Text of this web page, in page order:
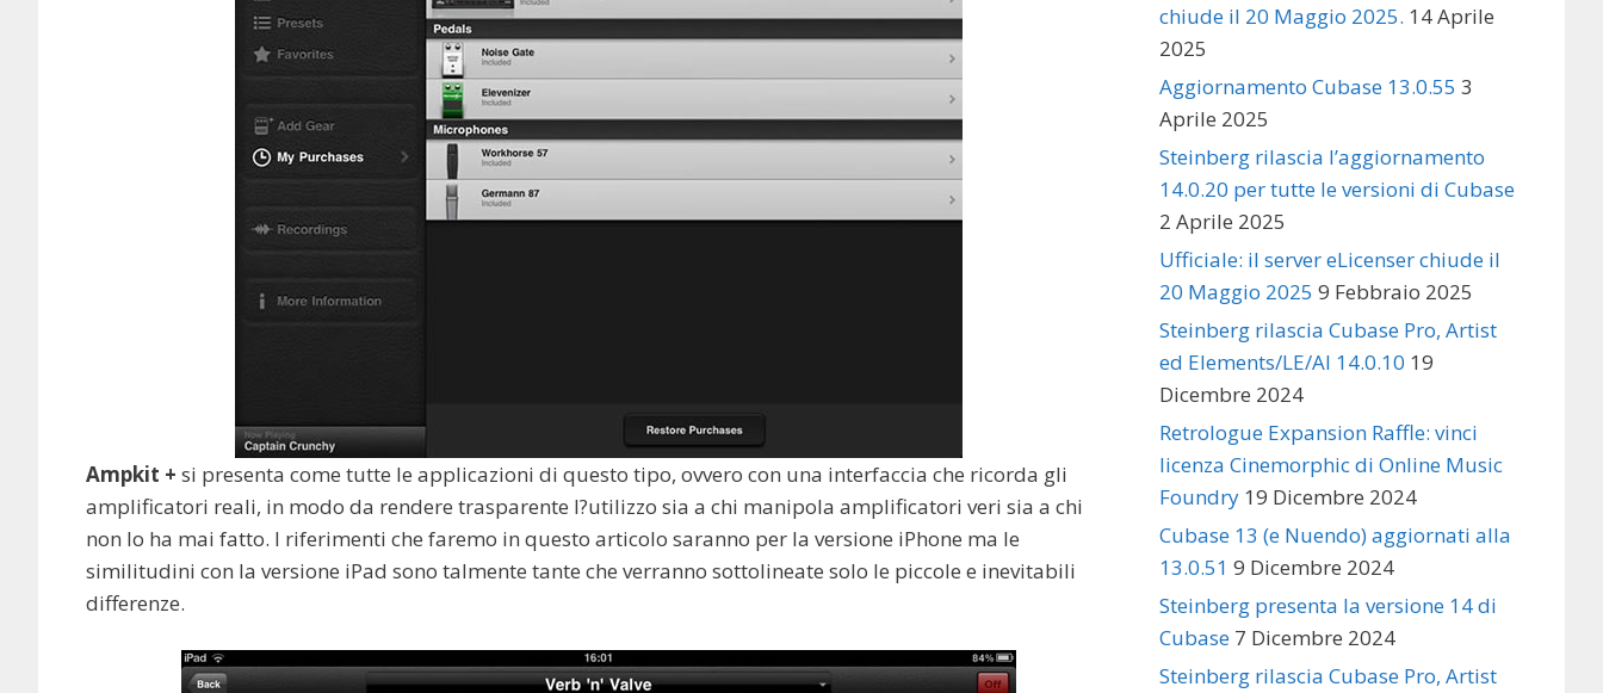
Ampkit + si presenta come tutte le applicazioni di questo tipo, ovvero con una interfaccia che ricorda gli
amplificatori reali, in modo da rendere trasparente l?utilizzo sia a chi manipola amplificatori veri sia a chi
non lo ha mai fatto. I riferimenti che faremo in questo articolo saranno per la versione iPhone ma le
similitudini con la versione iPad sono talmente tante che verranno sottolineate solo le piccole e inevitabili
differenze.
chiude il 20 Maggio 2025. 14 Aprile
2025
Aggiornamento Cubase 13.0.55 3
Aprile 2025
Steinberg rilascia l’aggiornamento
14.0.20 per tutte le versioni di Cubase
2 Aprile 2025
Ufficiale: il server eLicenser chiude il
20 Maggio 2025 9 Febbraio 2025
Steinberg rilascia Cubase Pro, Artist
ed Elements/LE/AI 14.0.10 19
Dicembre 2024
Retrologue Expansion Raffle: vinci
licenza Cinemorphic di Online Music
Foundry 19 Dicembre 2024
Cubase 13 (e Nuendo) aggiornati alla
13.0.51 9 Dicembre 2024
Steinberg presenta la versione 14 di
Cubase 7 Dicembre 2024
Steinberg rilascia Cubase Pro, Artist